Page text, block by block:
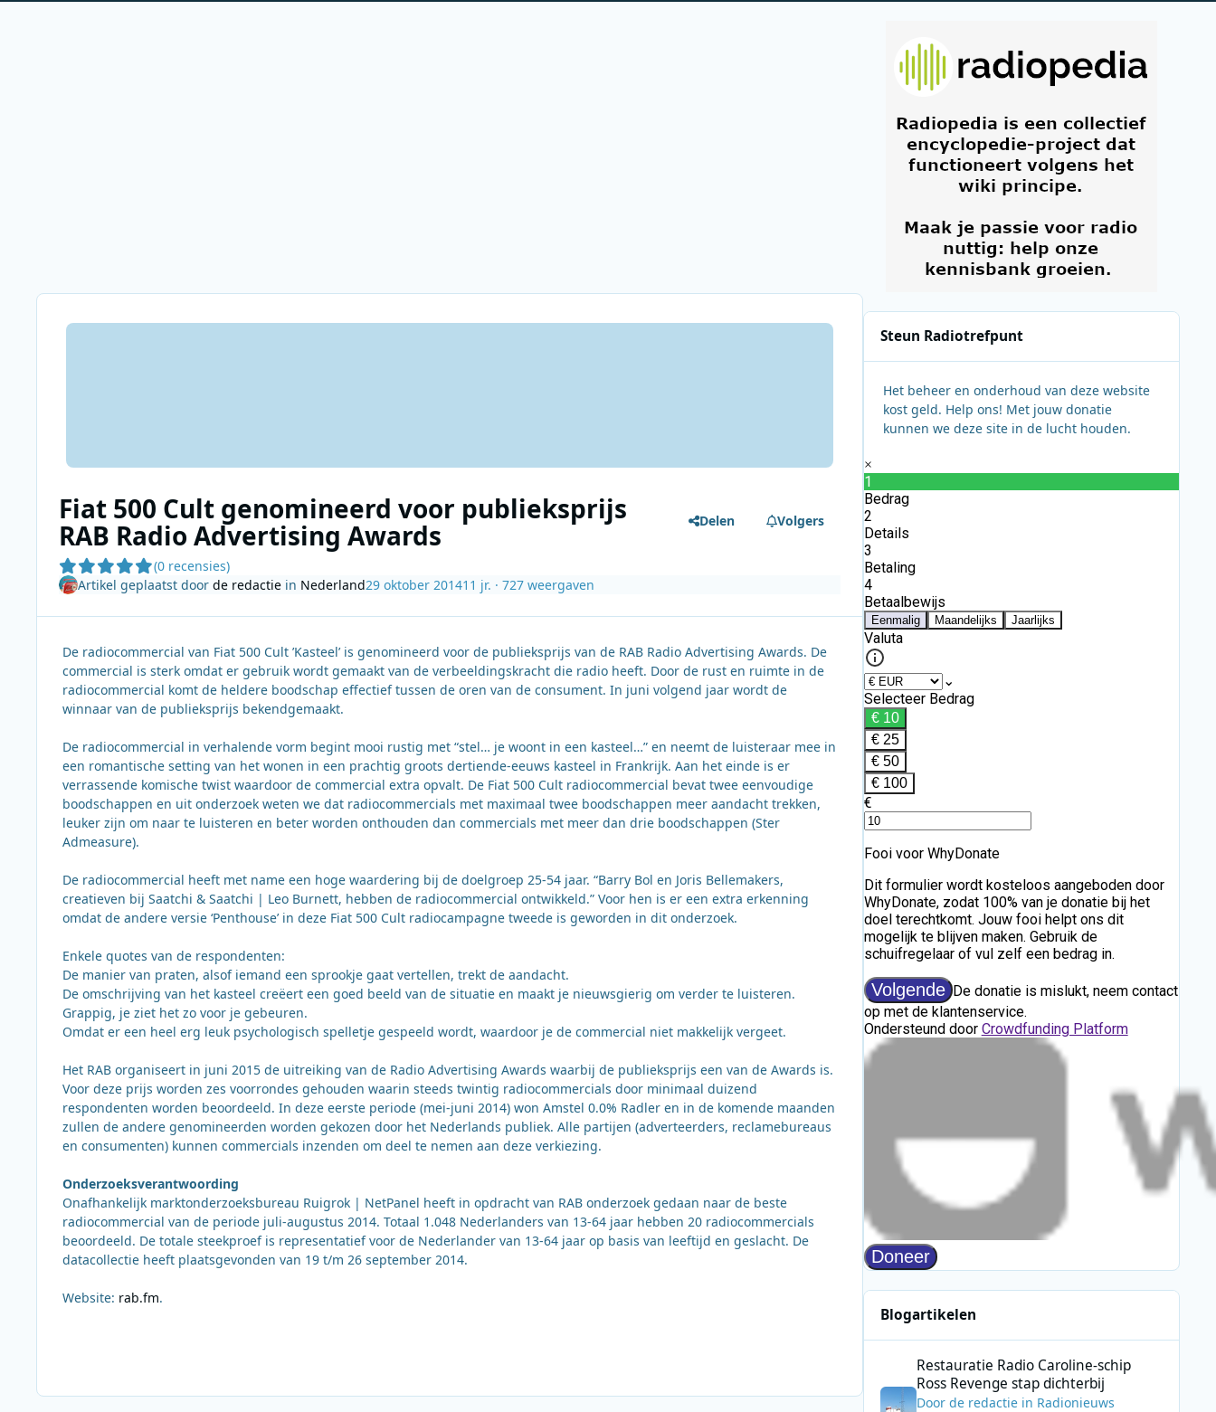
Fiat 500 Cult genomineerd voor publieksprijs
RAB Radio Advertising Awards
(0 recensies)
Delen Volgers
Artikel geplaatst door de redactiein Nederland29 oktober 201411 jr. · 727 weergaven
De radiocommercial van Fiat 500 Cult ’Kasteel’ is genomineerd voor de publieksprijs van de RAB Radio Advertising Awards. De
commercial is sterk omdat er gebruik wordt gemaakt van de verbeeldingskracht die radio heeft. Door de rust en ruimte in de
radiocommercial komt de heldere boodschap effectief tussen de oren van de consument. In juni volgend jaar wordt de
winnaar van de publieksprijs bekendgemaakt.
De radiocommercial in verhalende vorm begint mooi rustig met “stel… je woont in een kasteel…” en neemt de luisteraar mee in
een romantische setting van het wonen in een prachtig groots dertiende-eeuws kasteel in Frankrijk. Aan het einde is er
verrassende komische twist waardoor de commercial extra opvalt. De Fiat 500 Cult radiocommercial bevat twee eenvoudige
boodschappen en uit onderzoek weten we dat radiocommercials met maximaal twee boodschappen meer aandacht trekken,
leuker zijn om naar te luisteren en beter worden onthouden dan commercials met meer dan drie boodschappen (Ster
Admeasure).
De radiocommercial heeft met name een hoge waardering bij de doelgroep 25-54 jaar. “Barry Bol en Joris Bellemakers,
creatieven bij Saatchi & Saatchi | Leo Burnett, hebben de radiocommercial ontwikkeld.” Voor hen is er een extra erkenning
omdat de andere versie ‘Penthouse’ in deze Fiat 500 Cult radiocampagne tweede is geworden in dit onderzoek.
Enkele quotes van de respondenten:
De manier van praten, alsof iemand een sprookje gaat vertellen, trekt de aandacht.
De omschrijving van het kasteel creëert een goed beeld van de situatie en maakt je nieuwsgierig om verder te luisteren.
Grappig, je ziet het zo voor je gebeuren.
Omdat er een heel erg leuk psychologisch spelletje gespeeld wordt, waardoor je de commercial niet makkelijk vergeet.
Het RAB organiseert in juni 2015 de uitreiking van de Radio Advertising Awards waarbij de publieksprijs een van de Awards is.
Voor deze prijs worden zes voorrondes gehouden waarin steeds twintig radiocommercials door minimaal duizend
respondenten worden beoordeeld. In deze eerste periode (mei-juni 2014) won Amstel 0.0% Radler en in de komende maanden
zullen de andere genomineerden worden gekozen door het Nederlands publiek. Alle partijen (adverteerders, reclamebureaus
en consumenten) kunnen commercials inzenden om deel te nemen aan deze verkiezing.
Onderzoeksverantwoording
Onafhankelijk marktonderzoeksbureau Ruigrok | NetPanel heeft in opdracht van RAB onderzoek gedaan naar de beste
radiocommercial van de periode juli-augustus 2014. Totaal 1.048 Nederlanders van 13-64 jaar hebben 20 radiocommercials
beoordeeld. De totale steekproef is representatief voor de Nederlander van 13-64 jaar op basis van leeftijd en geslacht. De
datacollectie heeft plaatsgevonden van 19 t/m 26 september 2014.
Website: rab.fm.
Steun Radiotrefpunt
Het beheer en onderhoud van deze website
kost geld. Help ons! Met jouw donatie
kunnen we deze site in de lucht houden.
Blogartikelen
Restauratie Radio Caroline-schip
Ross Revenge stap dichterbij
Door de redactiein Radionieuws